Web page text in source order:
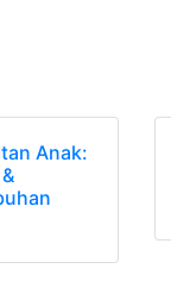
Anak: